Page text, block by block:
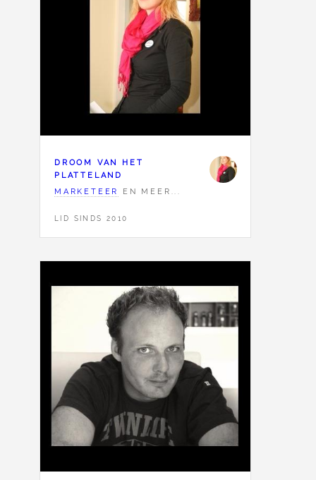
DROOM VAN HET
PLATTELAND
MARKETEER
EN MEER...
LID SINDS 2010